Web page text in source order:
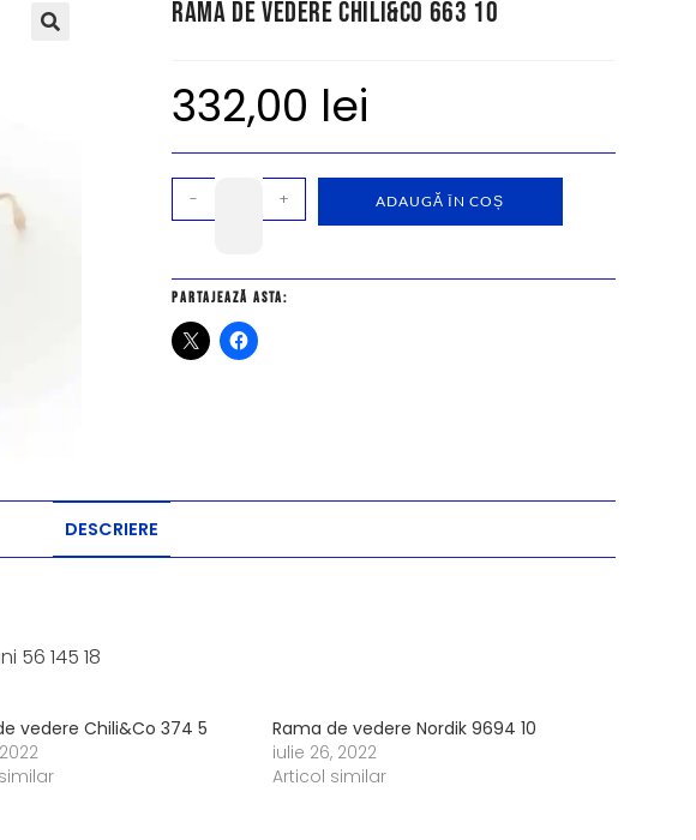
Rama de vedere Chili&Co 663 10
332,00 lei
- + ADAUGĂ ÎN COȘ
Partajează asta:
DESCRIERE
56 145 18
vedere Chili&Co 374 5
Rama de vedere Nordik 9694 10
iulie 26, 2022
Articol similar